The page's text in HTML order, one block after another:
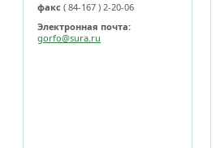
факс ( 84-167 ) 2-20-06
Электронная почта:
gorfo@sura.ru